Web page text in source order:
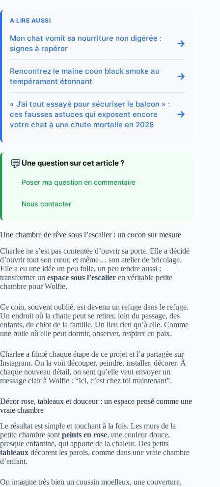
A LIRE AUSSI
Mon chat vomit sa nourriture non digérée :
signes à repérer
→
Rencontrez le maine coon black smoke au
tempérament étonnant
→
« J’ai tout essayé pour sécuriser le balcon » :
ces fausses astuces qui exposent encore
votre chat à une chute mortelle en 2026
→
💬 Une question sur cet article ?
Poser ma question en commentaire
Nous contacter
Une chambre de rêve sous l’escalier : un cocon sur mesure
Charlee ne s’est pas contentée d’ouvrir sa porte. Elle a décidé
d’ouvrir tout son cœur, et même… son atelier de bricolage.
Elle a eu une idée un peu folle, un peu tendre aussi :
transformer un espace sous l’escalier en véritable petite
chambre pour Wolfie.
Ce coin, souvent oublié, est devenu un refuge dans le refuge.
Un endroit où la chatte peut se retirer, loin du passage, des
enfants, du chiot de la famille. Un lieu rien qu’à elle. Comme
une bulle où elle peut dormir, observer, respirer en paix.
Charlee a filmé chaque étape de ce projet et l’a partagée sur
Instagram. On la voit découper, peindre, installer, décorer. À
chaque nouveau détail, on sent qu’elle veut envoyer un
message clair à Wolfie : “Ici, c’est chez toi maintenant”.
Décor rose, tableaux et douceur : un espace pensé comme une
vraie chambre
Le résultat est simple et touchant à la fois. Les murs de la
petite chambre sontpeints en rose, une couleur douce,
presque enfantine, qui apporte de la chaleur. Des petits
tableaux décorent les parois, comme dans une vraie chambre
d’enfant.
On imagine très bien un coussin moelleux, une couverture,